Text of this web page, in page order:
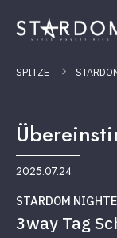
SPITZE
2025.07.24
STARDOM
3way Tag